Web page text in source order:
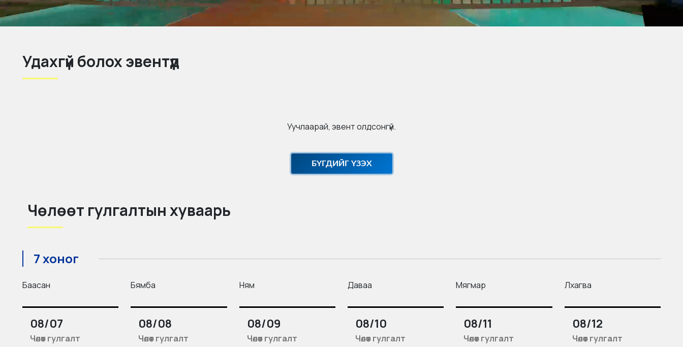
Удахгүй болох эвентүүд
Уучлаарай, эвент олдсонгүй.
БҮГДИЙГ ҮЗЭХ
Чөлөөт гулгалтын хуваарь
7 хоног
Баасан
08/07
Чөлөөт гулгалт
Бямба
08/08
Чөлөөт гулгалт
Ням
08/09
Чөлөөт гулгалт
Даваа
08/10
Чөлөөт гулгалт
Мягмар
08/11
Чөлөөт гулгалт
Лхагва
08/12
Чөлөөт гулгалт